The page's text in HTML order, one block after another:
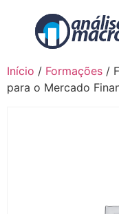
Início / Formações /
para o Mercado